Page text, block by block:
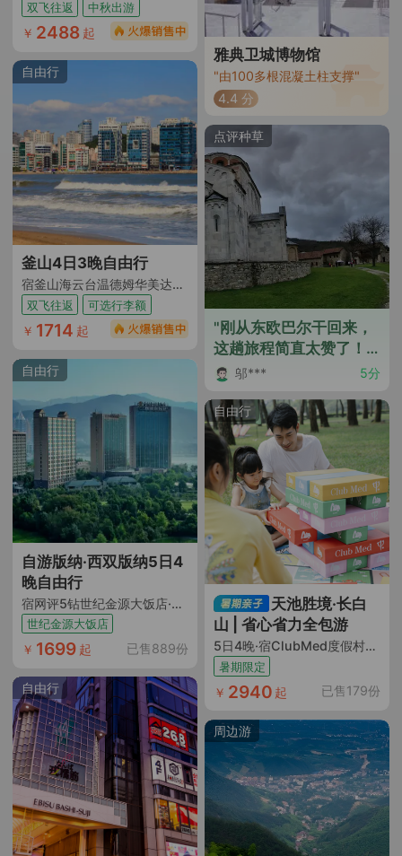
双飞往返 中秋出游
￥ 2488 起
自由行
釜山4日3晚自由行
宿釜山海云台温德姆华美达安可酒店（海滨温泉度假胜地）
双飞往返 可选行李额
￥ 1714 起
自由行
自游版纳·西双版纳5日4
晚自由行
宿网评5钻世纪金源大饭店·（酒店含双早 舒享泳池/位置优越近多个景点/揽澜沧江景/步行可达江边夜市+含上海往返西双版纳机票+手提7kg托运10kg行李额）
世纪金源大饭店
￥ 1699 起 已售889份
自由行
雅典卫城博物馆
"由100多根混凝土柱支撑"
4.4 分
点评种草
"刚从东欧巴尔干回来，
这趟旅程简直太赞了！
免签的便利让我们省了
就走的旅行真的做到
了。团队游行程安排很
合理，住宿和餐饮都没
得挑，导游服务专业，
讲解详尽，让我们对每
个景点都有了深入的了
解。每次旅行都是新故
事的开始，在这巴尔干
之旅中，我感受到了历
史与自然的完美融合。
强烈推荐春秋，性价比
超高，下次还要跟着
去。"
邬*** 5分
自由行
天池胜境·长白
山 | 省心省力全包游
5日4晚·宿ClubMed度假村酒店（全天餐食+酒店内温泉+丰富活动+儿童俱乐部+当地接送机）
暑期限定
￥ 2940 起 已售179份
周边游